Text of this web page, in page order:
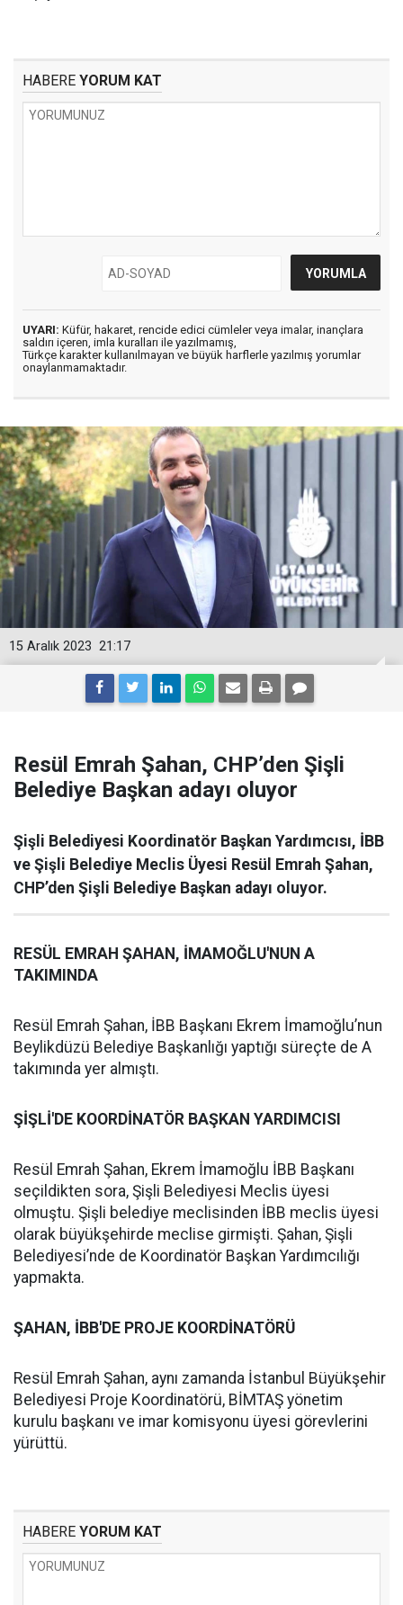
HABERE YORUM KAT
UYARI: Küfür, hakaret, rencide edici cümleler veya imalar, inançlara
saldırı içeren, imla kuralları ile yazılmamış,
Türkçe karakter kullanılmayan ve büyük harflerle yazılmış yorumlar
onaylanmamaktadır.
21:17
15 Aralık 2023
Resül Emrah Şahan, CHP’den Şişli
Belediye Başkan adayı oluyor
Şişli Belediyesi Koordinatör Başkan Yardımcısı, İBB
ve Şişli Belediye Meclis Üyesi Resül Emrah Şahan,
CHP’den Şişli Belediye Başkan adayı oluyor.
RESÜL EMRAH ŞAHAN, İMAMOĞLU'NUN A
TAKIMINDA
Resül Emrah Şahan, İBB Başkanı Ekrem İmamoğlu’nun
Beylikdüzü Belediye Başkanlığı yaptığı süreçte de A
takımında yer almıştı.
ŞİŞLİ'DE KOORDİNATÖR BAŞKAN YARDIMCISI
Resül Emrah Şahan, Ekrem İmamoğlu İBB Başkanı
seçildikten sora, Şişli Belediyesi Meclis üyesi
olmuştu. Şişli belediye meclisinden İBB meclis üyesi
olarak büyükşehirde meclise girmişti. Şahan, Şişli
Belediyesi’nde de Koordinatör Başkan Yardımcılığı
yapmakta.
ŞAHAN, İBB'DE PROJE KOORDİNATÖRÜ
Resül Emrah Şahan, aynı zamanda İstanbul Büyükşehir
Belediyesi Proje Koordinatörü, BİMTAŞ yönetim
kurulu başkanı ve imar komisyonu üyesi görevlerini
yürüttü.
HABERE YORUM KAT